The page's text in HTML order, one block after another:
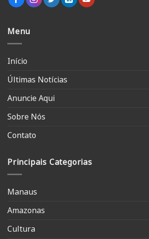
Menu
Início
Últimas Notícias
Anuncie Aqui
Sobre Nós
Contato
Principais Categorias
Manaus
Amazonas
Cultura